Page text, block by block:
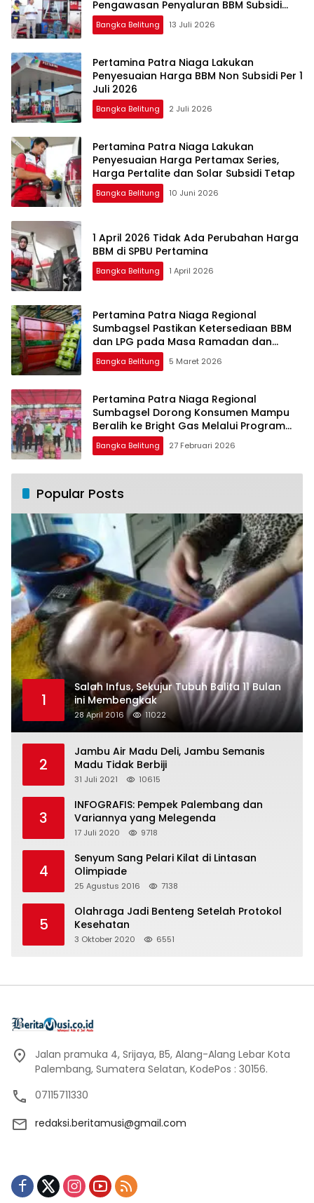
Pengawasan Penyaluran BBM Subsidi
bagi Nelayan melalui Aplikasi XSTAR
Bangka Belitung 13 Juli 2026
Pertamina Patra Niaga Lakukan
Penyesuaian Harga BBM Non Subsidi Per 1
Juli 2026
Bangka Belitung 2 Juli 2026
Pertamina Patra Niaga Lakukan
Penyesuaian Harga Pertamax Series,
Harga Pertalite dan Solar Subsidi Tetap
Bangka Belitung 10 Juni 2026
1 April 2026 Tidak Ada Perubahan Harga
BBM di SPBU Pertamina
Bangka Belitung 1 April 2026
Pertamina Patra Niaga Regional
Sumbagsel Pastikan Ketersediaan BBM
dan LPG pada Masa Ramadan dan
Menjelang Idulfitri
Bangka Belitung 5 Maret 2026
Pertamina Patra Niaga Regional
Sumbagsel Dorong Konsumen Mampu
Beralih ke Bright Gas Melalui Program
Trade In di Belitung Timur
Bangka Belitung 27 Februari 2026
Popular Posts
1
Salah Infus, Sekujur Tubuh Balita 11 Bulan
ini Membengkak
28 April 2016 11022
2
Jambu Air Madu Deli, Jambu Semanis
Madu Tidak Berbiji
31 Juli 2021 10615
3
INFOGRAFIS: Pempek Palembang dan
Variannya yang Melegenda
17 Juli 2020 9718
4
Senyum Sang Pelari Kilat di Lintasan
Olimpiade
25 Agustus 2016 7138
5
Olahraga Jadi Benteng Setelah Protokol
Kesehatan
3 Oktober 2020 6551
Jalan pramuka 4, Srijaya, B5, Alang-Alang Lebar Kota
Palembang, Sumatera Selatan, KodePos : 30156.
07115711330
redaksi.beritamusi@gmail.com